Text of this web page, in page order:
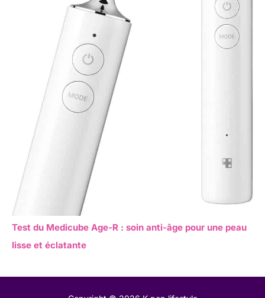
Test du Medicube Age-R : soin anti-âge pour une peau
lisse et éclatante